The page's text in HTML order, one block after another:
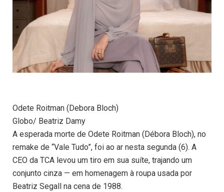
Odete Roitman (Debora Bloch)
Globo/ Beatriz Damy
A esperada morte de Odete Roitman (Débora Bloch), no
remake de “Vale Tudo”, foi ao ar nesta segunda (6). A
CEO da TCA levou um tiro em sua suíte, trajando um
conjunto cinza — em homenagem à roupa usada por
Beatriz Segall na cena de 1988.